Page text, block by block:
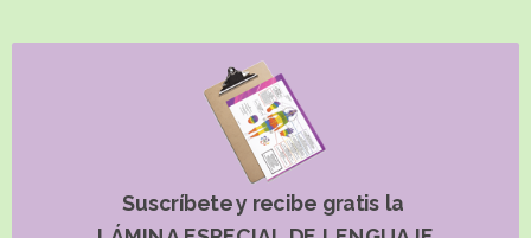
Suscríbete y recibe gratis la